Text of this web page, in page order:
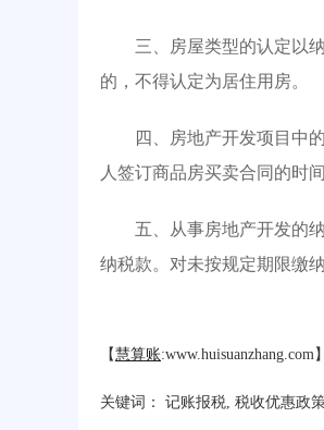
三、房屋类型的认定以纳
的，不得认定为居住用房。
四、房地产开发项目中的
人签订商品房买卖合同的时间
五、从事房地产开发的纳
纳税款。对未按规定期限缴
【慧算账
关键词： 记账报税 税收优惠政